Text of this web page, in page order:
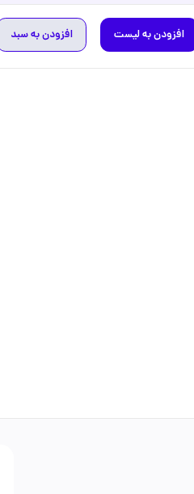
افزودن به لیست افزودن به سبد